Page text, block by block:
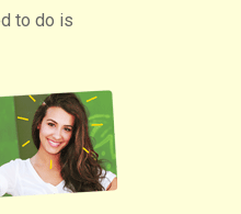
to do is